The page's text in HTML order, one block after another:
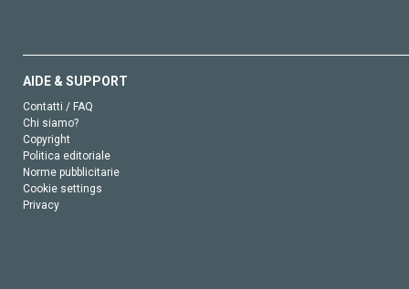
AIDE & SUPPORT
Contatti / FAQ
Chi siamo?
Copyright
Politica editoriale
Norme pubblicitarie
Cookie settings
Privacy